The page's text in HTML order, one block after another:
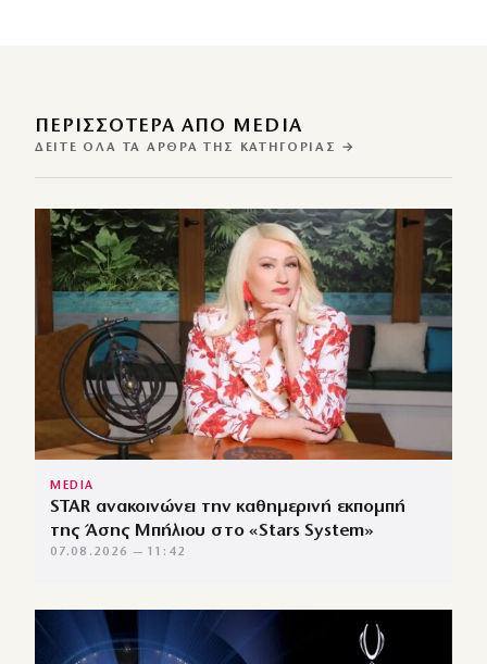
ΠΕΡΙΣΣΌΤΕΡΑ ΑΠΌ MEDIA
ΔΕΊΤΕ ΌΛΑ ΤΑ ΆΡΘΡΑ ΤΗΣ ΚΑΤΗΓΟΡΊΑΣ →
MEDIA
STAR ανακοινώνει την καθημερινή εκπομπή
της Άσης Μπήλιου στο «Stars System»
07.08.2026 — 11:42